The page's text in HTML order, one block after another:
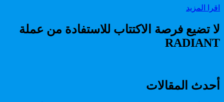
نظام
التشغيل
اقرا المزيد
قائمة
الهواتف
نظام
التشغيل
لا تضيع فرصة الاكتتاب للاستفادة من عملة
RADIANT
أحدث المقالات